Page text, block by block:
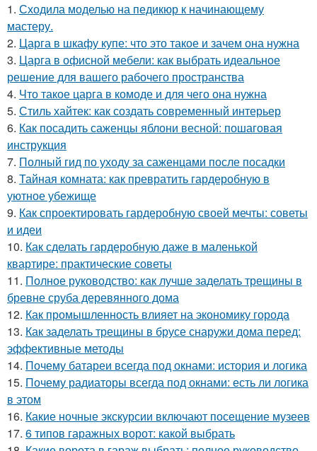
1. Сходила моделью на педикюр к начинающему
мастеру.
2. Царга в шкафу купе: что это такое и зачем она нужна
3. Царга в офисной мебели: как выбрать идеальное
решение для вашего рабочего пространства
4. Что такое царга в комоде и для чего она нужна
5. Стиль хайтек: как создать современный интерьер
6. Как посадить саженцы яблони весной: пошаговая
инструкция
7. Полный гид по уходу за саженцами после посадки
8. Тайная комната: как превратить гардеробную в
уютное убежище
9. Как спроектировать гардеробную своей мечты: советы
и идеи
10. Как сделать гардеробную даже в маленькой
квартире: практические советы
11. Полное руководство: как лучше заделать трещины в
бревне сруба деревянного дома
12. Как промышленность влияет на экономику города
13. Как заделать трещины в брусе снаружи дома перед:
эффективные методы
14. Почему батареи всегда под окнами: история и логика
15. Почему радиаторы всегда под окнами: есть ли логика
в этом
16. Какие ночные экскурсии включают посещение музеев
17. 6 типов гаражных ворот: какой выбрать